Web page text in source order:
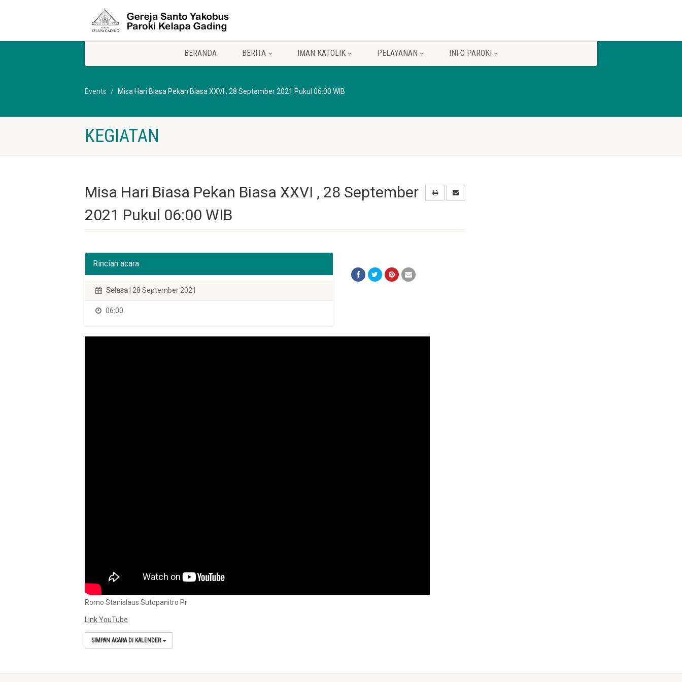
BERANDA BERITA IMAN KATOLIK PELAYANAN INFO PAROKI
Events Misa Hari Biasa Pekan Biasa XXVI , 28 September 2021 Pukul 06:00 WIB
KEGIATAN
Misa Hari Biasa Pekan Biasa XXVI , 28 September
2021 Pukul 06:00 WIB
Rincian acara
Selasa | 28 September 2021
06:00
Romo Stanislaus Sutopanitro Pr
Link YouTube
SIMPAN ACARA DI KALENDER